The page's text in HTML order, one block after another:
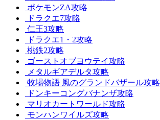
ポケモンZA攻略
ドラクエ7攻略
仁王3攻略
ドラクエ1・2攻略
桃鉄2攻略
ゴーストオブヨウテイ攻略
メタルギアデルタ攻略
牧場物語 風のグランドバザール攻略
ドンキーコングバナンザ攻略
マリオカートワールド攻略
モンハンワイルズ攻略